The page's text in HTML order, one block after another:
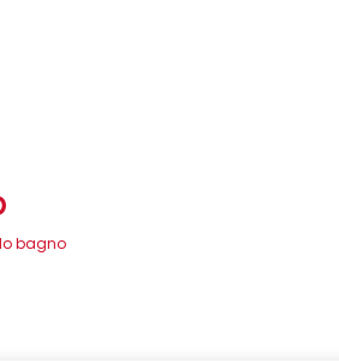
bagno